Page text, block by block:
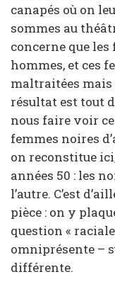
canapés où on
sommes au
concerne que
hommes, et ces
maltraitées mais
résultat est tout
nous faire voir
femmes noires
on reconstitue
années 50 : les
l’autre. C’est
pièce : on y
question «
omniprésente –
différente.